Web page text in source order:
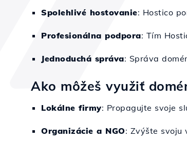
Spolehlivé hostovanie: Hostico
Profesionálna podpora: Tím
Jednoduchá správa: Správa
Ako môžeš využiť
Lokálne firmy: Propagujte svoje
Organizácie a NGO: Zvýšte svoju